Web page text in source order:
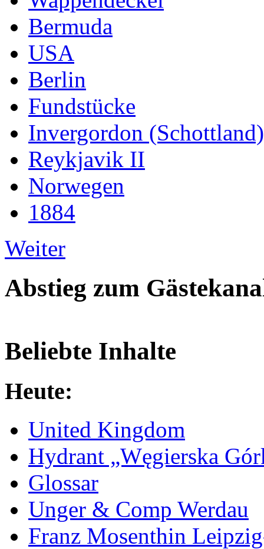
Bermuda
USA
Berlin
Fundstücke
Invergordon (Schottland)
Reykjavik II
Norwegen
1884
Weiter
Abstieg zum
Beliebte Inhalte
Heute:
United Kingdom
Hydrant „Węgierska
Glossar
Unger & Comp Werdau
Franz Mosenthin